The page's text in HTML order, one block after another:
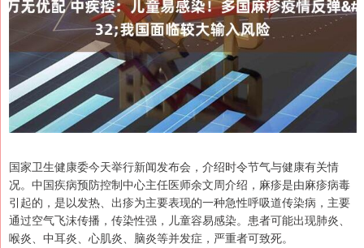
国家卫生健康委今天举行新闻发布会，介绍时令节气与健康有关情
况。中国疾病预防控制中心主任医师余文周介绍，麻疹是由麻疹病毒
引起的，是以发热、出疹为主要表现的一种急性呼吸道传染病，主要
通过空气飞沫传播，传染性强，儿童容易感染。患者可能出现肺炎、
喉炎、中耳炎、心肌炎、脑炎等并发症，严重者可致死。